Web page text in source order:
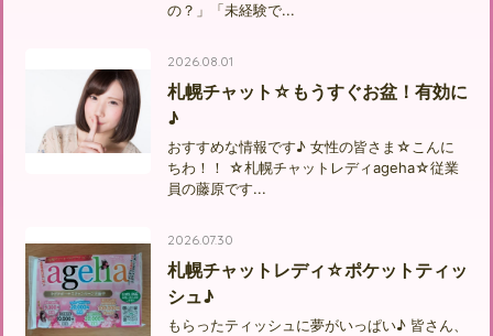
の？」「未経験で...
2026.08.01
札幌チャット☆もうすぐお盆！有効に
♪
おすすめな情報です♪ 女性の皆さま☆こんに
ちわ！！ ☆札幌チャットレディageha☆従業
員の藤原です...
2026.07.30
札幌チャットレディ☆ポケットティッ
シュ♪
もらったティッシュに夢がいっぱい♪ 皆さん、